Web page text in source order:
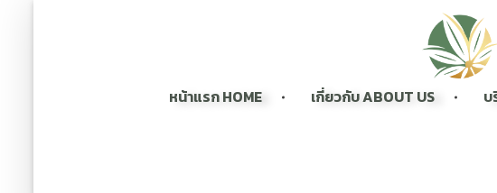
หน้าแรก HOME เกี่ยวกับ ABOUT US บ